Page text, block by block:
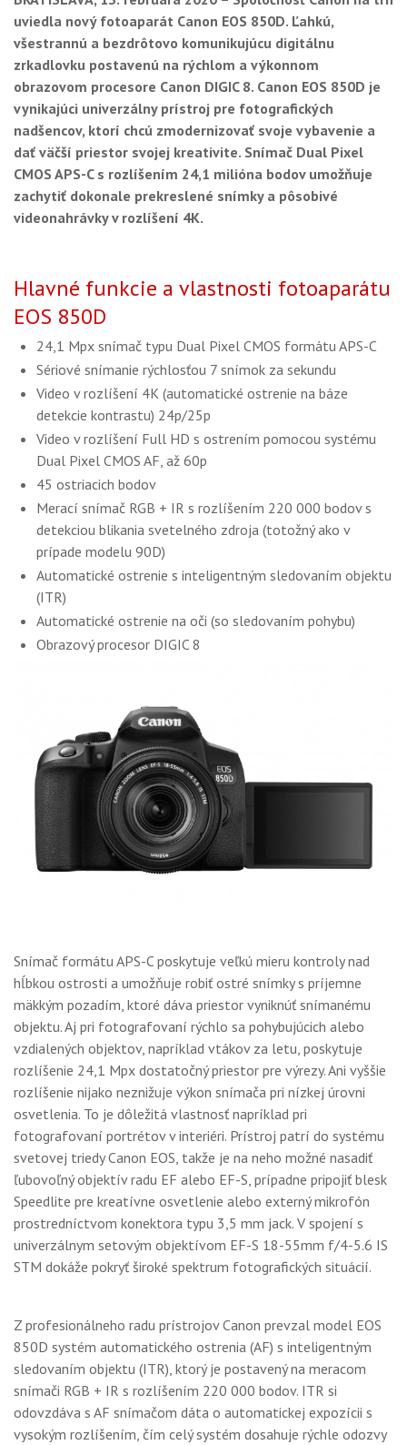
GALÉRIA
PORADŇA
SÚŤAŽE
KALENDÁR AKCIÍ
WORKSHOPY
OBCHOD
uviedla nový fotoaparát Canon EOS 850D. Ľahkú,
všestrannú a bezdrôtovo komunikujúcu digitálnu
zrkadlovku postavenú na rýchlom a výkonnom
obrazovom procesore Canon DIGIC 8. Canon EOS 850D je
vynikajúci univerzálny prístroj pre fotografických
nadšencov, ktorí chcú zmodernizovať svoje vybavenie a
dať väčší priestor svojej kreativite. Snímač Dual Pixel
CMOS APS-C s rozlíšením 24,1 milióna bodov umožňuje
zachytiť dokonale prekreslené snímky a pôsobivé
videonahrávky v rozlíšení 4K.
Hlavné funkcie a vlastnosti fotoaparátu
EOS 850D
24,1 Mpx snímač typu Dual Pixel CMOS formátu APS-C
Sériové snímanie rýchlosťou 7 snímok za sekundu
Video v rozlíšení 4K (automatické ostrenie na báze
detekcie kontrastu) 24p/25p
Video v rozlíšení Full HD s ostrením pomocou systému
Dual Pixel CMOS AF, až 60p
45 ostriacich bodov
Merací snímač RGB + IR s rozlíšením 220 000 bodov s
detekciou blikania svetelného zdroja (totožný ako v
prípade modelu 90D)
Automatické ostrenie s inteligentným sledovaním objektu
(ITR)
Automatické ostrenie na oči (so sledovaním pohybu)
Obrazový procesor DIGIC 8
Snímač formátu APS-C poskytuje veľkú mieru kontroly nad
hĺbkou ostrosti a umožňuje robiť ostré snímky s príjemne
mäkkým pozadím, ktoré dáva priestor vyniknúť snímanému
objektu. Aj pri fotografovaní rýchlo sa pohybujúcich alebo
vzdialených objektov, napríklad vtákov za letu, poskytuje
rozlíšenie 24,1 Mpx dostatočný priestor pre výrezy. Ani vyššie
rozlíšenie nijako neznižuje výkon snímača pri nízkej úrovni
osvetlenia. To je dôležitá vlastnosť napríklad pri
fotografovaní portrétov v interiéri. Prístroj patrí do systému
svetovej triedy Canon EOS, takže je na neho možné nasadiť
ľubovoľný objektív radu EF alebo EF-S, prípadne pripojiť blesk
Speedlite pre kreatívne osvetlenie alebo externý mikrofón
prostredníctvom konektora typu 3,5 mm jack. V spojení s
univerzálnym setovým objektívom EF-S 18-55mm f/4-5.6 IS
STM dokáže pokryť široké spektrum fotografických situácií.
Z profesionálneho radu prístrojov Canon prevzal model EOS
850D systém automatického ostrenia (AF) s inteligentným
sledovaním objektu (ITR), ktorý je postavený na meracom
snímači RGB + IR s rozlíšením 220 000 bodov. ITR si
odovzdáva s AF snímačom dáta o automatickej expozícii s
vysokým rozlíšením, čím celý systém dosahuje rýchle odozvy